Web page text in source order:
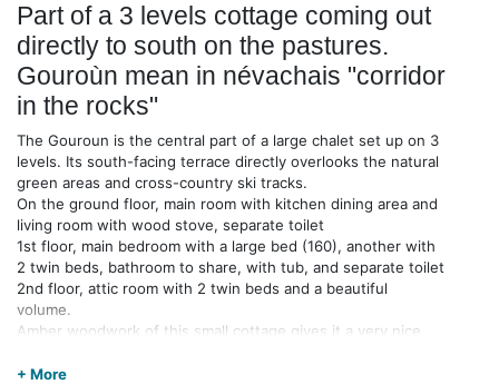
Part of a 3 levels cottage coming out
directly to south on the pastures.
Gouroùn mean in névachais "corridor
in the rocks"
The Gouroun is the central part of a large chalet set up on 3
levels. Its south-facing terrace directly overlooks the natural
green areas and cross-country ski tracks.
On the ground floor, main room with kitchen dining area and
living room with wood stove, separate toilet
1st floor, main bedroom with a large bed (160), another with
2 twin beds, bathroom to share, with tub, and separate toilet
2nd floor, attic room with 2 twin beds and a beautiful
volume.
Amber woodwork of this small cottage gives it a very nice
naturally invites you to walking, snowshoeing or cross
+ More